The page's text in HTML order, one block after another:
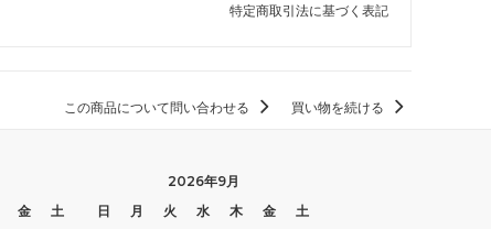
特定商取引法に基づく表記
この商品について問い合わせる 買い物を続ける
金
土
2026年9月
日
月 火 水 木 金
土